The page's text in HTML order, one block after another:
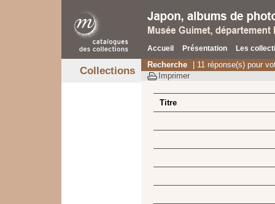
Accueil Présentation Les
Collections
Recherche
| 11 réponse(s) pour
Imprimer
Titre